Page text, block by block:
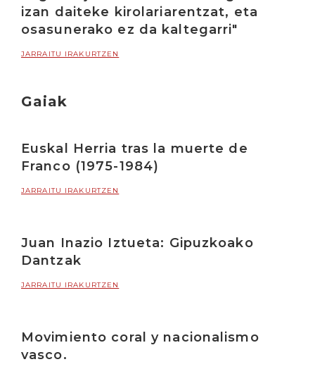
izan daiteke kirolariarentzat, eta
osasunerako ez da kaltegarri"
JARRAITU IRAKURTZEN
Gaiak
Euskal Herria tras la muerte de
Franco (1975-1984)
JARRAITU IRAKURTZEN
Juan Inazio Iztueta: Gipuzkoako
Dantzak
JARRAITU IRAKURTZEN
Movimiento coral y nacionalismo
vasco.